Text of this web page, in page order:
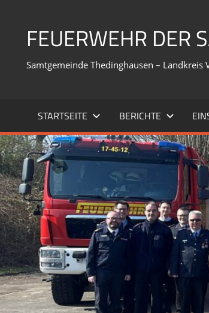
springenFEUERWEHR DER
Samtgemeinde Thedinghausen – Landkreis
STARTSEITE BERICHTE